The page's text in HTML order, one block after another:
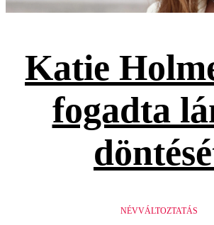
Katie
fogadta
NÉVVÁLTOZTATÁS